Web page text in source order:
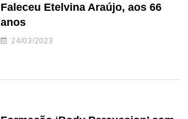
Faleceu Etelvina Araújo, aos 66
anos
24/03/2023